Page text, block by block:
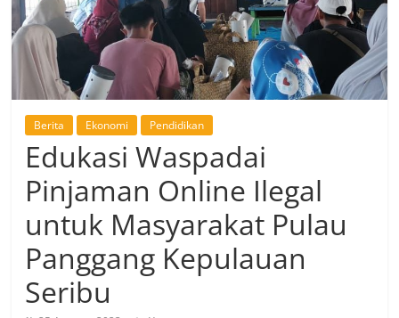
Berita Ekonomi Pendidikan
Edukasi Waspadai
Pinjaman Online Ilegal
untuk Masyarakat Pulau
Panggang Kepulauan
Seribu